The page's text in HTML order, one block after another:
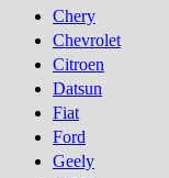
Chery
Chevrolet
Citroen
Datsun
Fiat
Ford
Geely